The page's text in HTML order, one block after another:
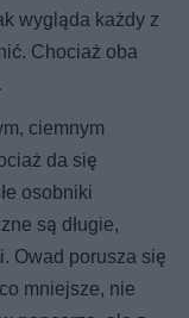
wygląda każdy z
Chociaż oba
ciemnym
da się
osobniki
są długie,
Owad porusza się
mniejsze, nie